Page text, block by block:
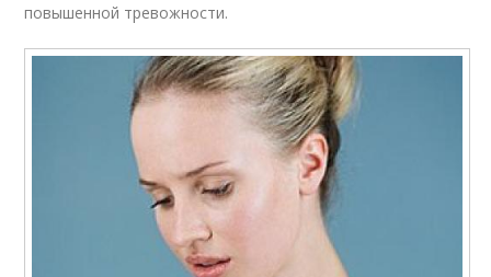
повышенной тревожности.